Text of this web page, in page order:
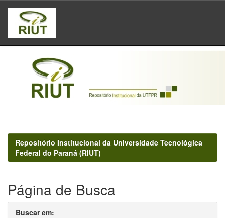
Skip
navigation
Repositório Institucional da Universidade Tecnológica
Federal do Paraná (RIUT)
Página de Busca
Buscar em: